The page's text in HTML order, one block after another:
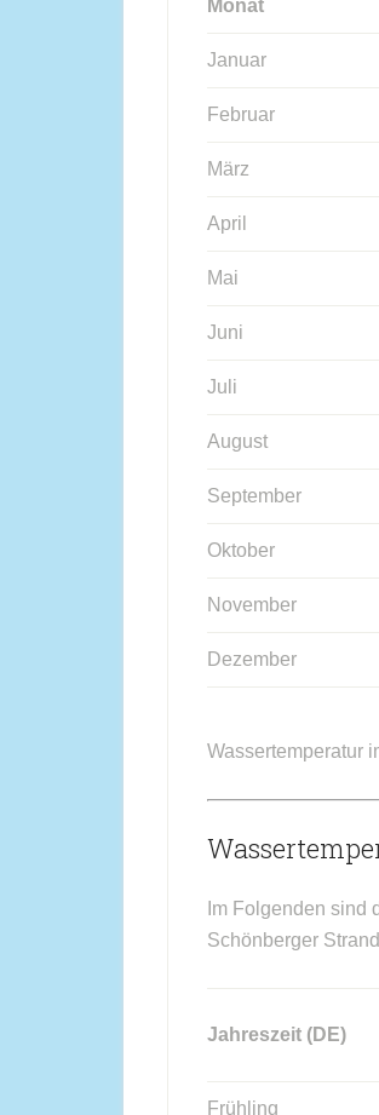
Monat
Januar
Februar
März
April
Mai
Juni
Juli
August
September
Oktober
November
Dezember
Wassertemperatur
Im Folgenden sind
Schönberger
Jahreszeit (DE)
Frühling